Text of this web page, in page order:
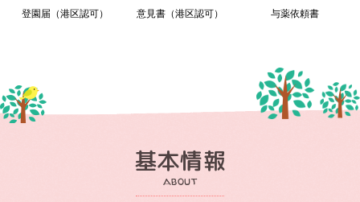
登園届（港区認可） 意見書（港区認可） 与薬依頼書
基本情報
about